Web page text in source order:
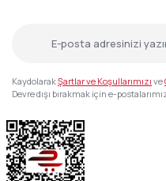
KaydolarakŞartlar ve Koşullarımızı ve
Devre dışı bırakmak için e-